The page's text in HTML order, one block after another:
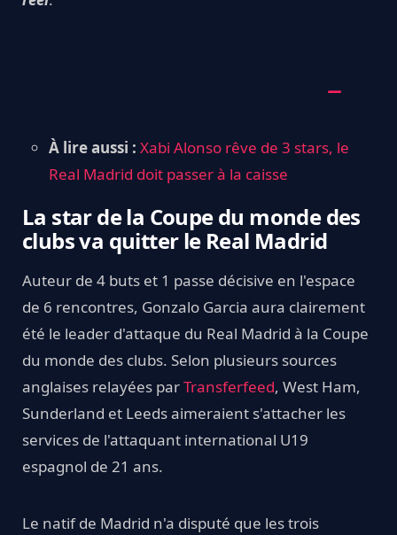
À lire aussi : Xabi Alonso rêve de 3 stars, le
Real Madrid doit passer à la caisse
La star de la Coupe du monde des
clubs va quitter le Real Madrid
Auteur de 4 buts et 1 passe décisive en l'espace
de 6 rencontres, Gonzalo Garcia aura clairement
été le leader d'attaque du Real Madrid à la Coupe
du monde des clubs. Selon plusieurs sources
anglaises relayées parTransferfeed, West Ham,
Sunderland et Leeds aimeraient s'attacher les
services de l'attaquant international U19
espagnol de 21 ans.
Le natif de Madrid n'a disputé que les trois